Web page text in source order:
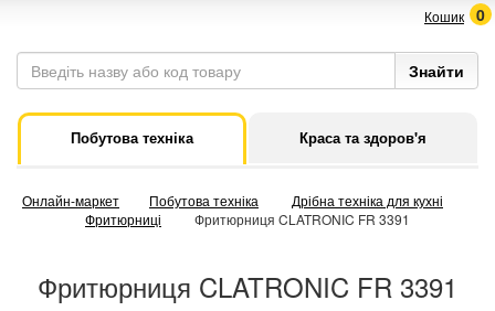
Кошик 0
Побутова техніка Краса та здоров'я
Онлайн-маркет Побутова техніка
Дрібна техніка для кухні
Фритюрниці
Фритюрниця CLATRONIC FR 3391
Фритюрниця CLATRONIC FR 3391